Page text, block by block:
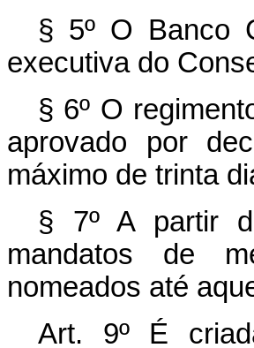
§ 5º O Banco
executiva do
§ 6º O
aprovado por
máximo de trinta
§ 7º A partir
mandatos de
nomeados até
Art. 9º É